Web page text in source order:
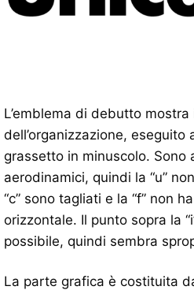
L’emblema di debutto mostra
dell’organizzazione, eseguito
grassetto in minuscolo. Sono
aerodinamici, quindi la “u”
“c” sono tagliati e la “f” non
orizzontale. Il punto sopra la
possibile, quindi sembra
La parte grafica è costituita